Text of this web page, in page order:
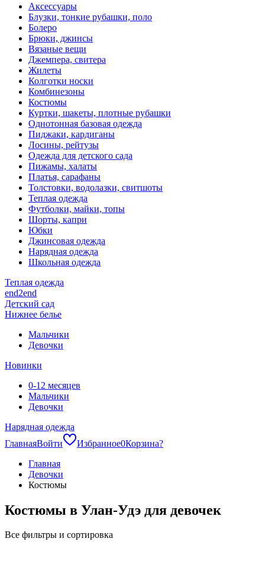
Аксессуары
Блузки, тонкие рубашки, поло
Болеро
Брюки, джинсы
Вязаные вещи
Джемпера, свитера
Жилеты
Колготки носки
Комбинезоны
Костюмы
Куртки, шакеты, плотные рубашки
Однотонная базовая одежда
Пиджаки, кардиганы
Лосины, рейтузы
Одежда для детского сада
Пижамы, халаты
Платья, сарафаны
Толстовки, водолазки, свитшоты
Теплая одежда
Футболки, майки, топы
Шорты, капри
Юбки
Джинсовая одежда
Нарядная одежда
Школьная одежда
Теплая одежда
end2end
Детский сад
Нижнее белье
Мальчики
Девочки
Новинки
0-12 месяцев
Мальчики
Девочки
Нарядная одежда
ГлавнаяВойти Избранное0Корзина?
Главная
Девочки
Костюмы
Костюмы в Улан-Удэ для девочек
Все фильтры и сортировка